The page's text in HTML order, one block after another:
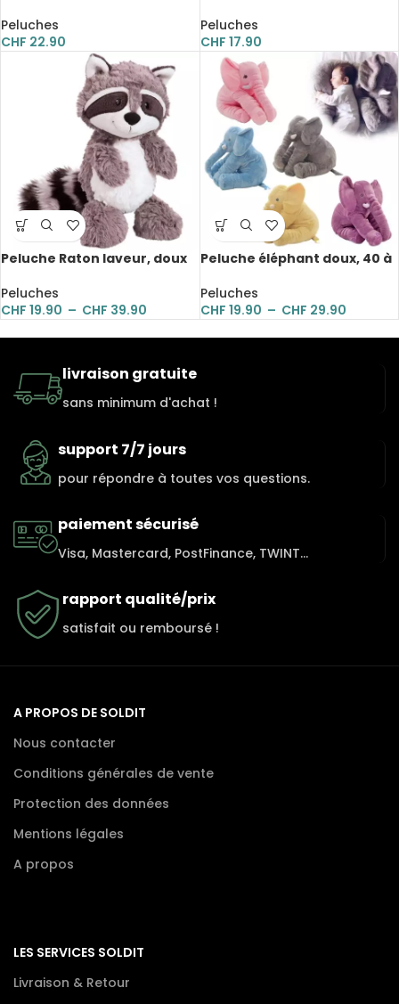
22 cm
Peluches
CHF 22.90
Peluches
CHF 17.90
Peluche Raton laveur, doux
Peluches
CHF 19.90 – CHF 39.90
Peluche éléphant doux, 40 à
Peluches
CHF 19.90 – CHF 29.90
livraison gratuite
sans minimum d'achat !
support 7/7 jours
pour répondre à toutes vos questions.
paiement sécurisé
Visa, Mastercard, PostFinance, TWINT...
rapport qualité/prix
satisfait ou remboursé !
A PROPOS DE SOLDIT
Nous contacter
Conditions générales de vente
Protection des données
Mentions légales
A propos
LES SERVICES SOLDIT
Livraison & Retour